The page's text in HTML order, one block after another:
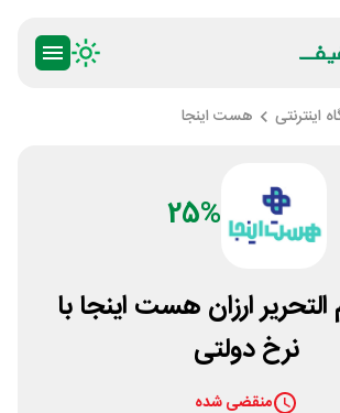
اینترنتی هست اینجا
25%
التحریر ارزان هست اینجا با
نرخ دولتی
منقضی شده